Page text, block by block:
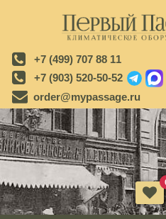
+7 (499) 707 88 11
+7 (903) 520-50-52
order@mypassage.ru